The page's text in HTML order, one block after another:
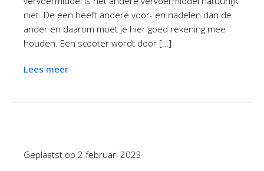
niet. De een heeft andere voor- en nadelen dan de
ander en daarom moet je hier goed rekening mee
houden. Een scooter wordt door […]
Lees meer
Geplaatst op 2 februari 2023